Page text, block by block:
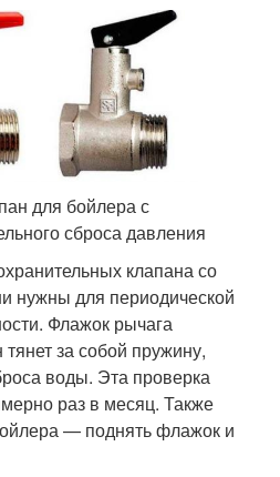
для бойлера с
сброса давления
клапана со
нужны для периодической
Флажок рычага
за собой пружину,
воды. Эта проверка
раз в месяц. Также
— поднять флажок и